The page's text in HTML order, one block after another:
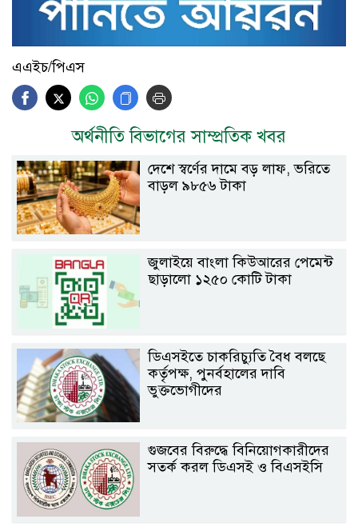
এএইচ/পিএস
অর্থনীতি বিভাগের সাম্প্রতিক খবর
দেশে স্বর্ণের দামে বড় লাফ, ভরিতে
বাড়ল ৯৮৫৬ টাকা
জুলাইয়ে বাংলা কিউআরের পেমেন্ট
ছাড়ালো ১২৫০ কোটি টাকা
ডিএসইতে চাকরিচ্যুতি বৈধ বলছে
কর্তৃপক্ষ, পুনর্বহালের দাবি
ভুক্তভোগীদের
গুজবের বিরুদ্ধে বিনিয়োগকারীদের
সতর্ক করল ডিএসই ও বিএসইসি